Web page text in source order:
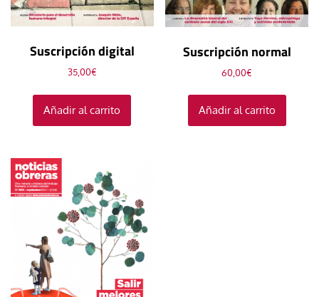
Suscripción digital
35,00€
Añadir al carrito
Suscripción normal
60,00€
Añadir al carrito